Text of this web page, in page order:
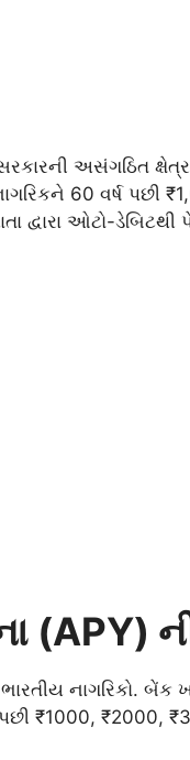
અસંગઠિત
60 વર્ષ પછી
દ્વારા ઓટો-
નાગરિકો.
₹1000, ₹2000,